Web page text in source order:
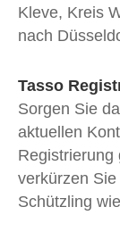
Kleve, Kreis
nach
Tasso
Sorgen Sie
aktuellen
Registrierung
verkürzen
Schützling